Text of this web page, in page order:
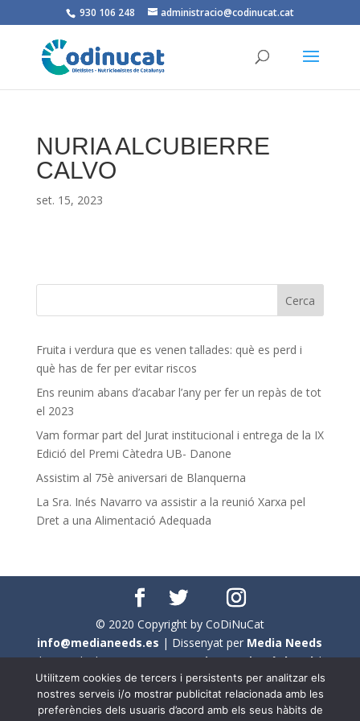
930 106 248 administracio@codinucat.cat
NURIA ALCUBIERRE
CALVO
set. 15, 2023
Fruita i verdura que es venen tallades: què es perd i
què has de fer per evitar riscos
Ens reunim abans d’acabar l’any per fer un repàs de tot
el 2023
Vam formar part del Jurat institucional i entrega de la IX
Edició del Premi Càtedra UB- Danone
Assistim al 75è aniversari de Blanquerna
La Sra. Inés Navarro va assistir a la reunió Xarxa pel
Dret a una Alimentació Adequada
© 2020 Copyright by CoDiNuCat
info@medianeeds.es | Dissenyat per Media Needs
| Tots els drets reservats aCoDiNuCat |Avís legal|
Avís per cookies
En aquest web s'ha tingut en compte l'ús no sexista del
Utilitzem cookies de tercers i persistents per analitzar els
nostres serveis i/o mostrar publicitat relacionada amb les
preferències dels usuaris d’acord amb els seus hàbits de